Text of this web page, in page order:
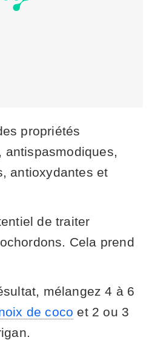
propriétés
antioxydantes et
de traiter
Cela prend
mélangez 4 à 6
de coco et 2 ou 3